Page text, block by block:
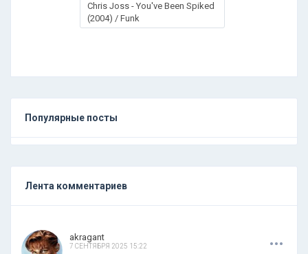
Chris Joss - You've Been Spiked
(2004) / Funk
Популярные посты
Лента комментариев
akragant
7 СЕНТЯБРЯ 2025 15:22 ...